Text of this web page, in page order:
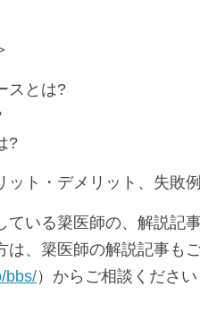
スとは?
?
ット・デメリット、失敗
ている簗医師の、解説記
は、簗医師の解説記事も
bbs/）からご相談ください